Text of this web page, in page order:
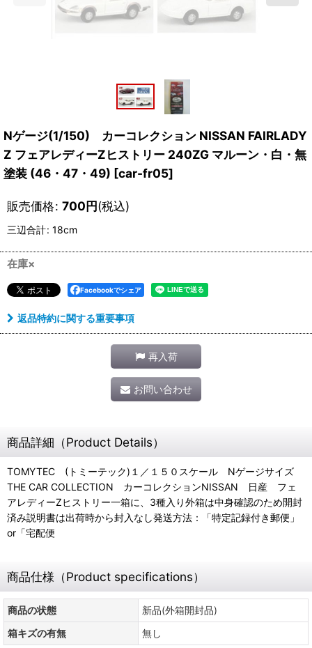
Nゲージ(1/150) カーコレクション NISSAN FAIRLADY
Z フェアレディーZヒストリー 240ZG マルーン・白・無
塗装 (46・47・49) [car-fr05]
販売価格: 700円(税込)
三辺合計: 18cm
在庫×
Facebookでシェア
返品特約に関する重要事項
再入荷
お問い合わせ
商品詳細（Product Details）
TOMYTEC (トミーテック)１／１５０スケール Nゲージサイズ
THE CAR COLLECTION カーコレクションNISSAN 日産 フェ
アレディーZヒストリー一箱に、3種入り外箱は中身確認のため開封
済み説明書は出荷時から封入なし発送方法：「特定記録付き郵便」
or「宅配便
商品仕様（Product specifications）
商品の状態
新品(外箱開封品)
箱キズの有無
無し